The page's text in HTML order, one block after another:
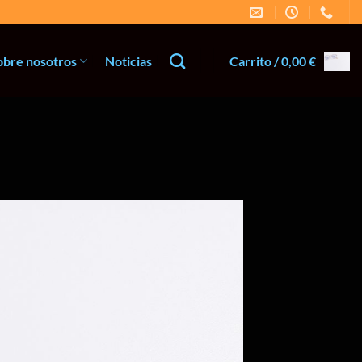
nosotros Noticias Carrito /0,00€